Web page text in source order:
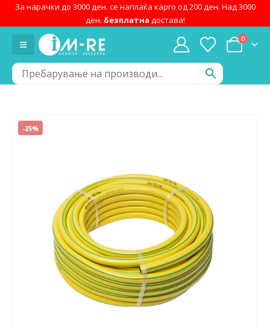
За нарачки до 3000 ден. се наплаќа карго од 200 ден. Над 3000
ден. безплатна достава!
0
-25%